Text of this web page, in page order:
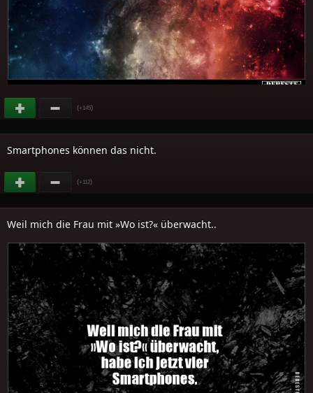
(+145)
Smartphones können das nicht.
(+112)
Weil mich die Frau mit »Wo ist?« überwacht..